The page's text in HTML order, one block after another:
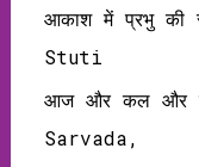
आकाश में प्रभु की
Stuti
आज और कल और
Sarvada,